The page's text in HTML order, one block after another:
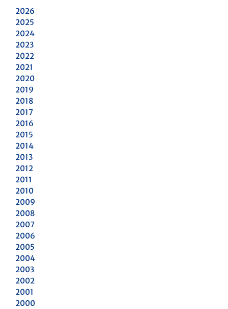
2026
2025
2024
2023
2022
2021
2020
2019
2018
2017
2016
2015
2014
2013
2012
2011
2010
2009
2008
2007
2006
2005
2004
2003
2002
2001
2000